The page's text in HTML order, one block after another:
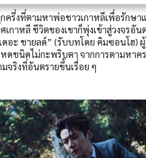
ครึ่งที่ตามหาพ่อชาวเกาหลีเพื่อรักษา
กาหลี ชีวิตของเขาก็พุ่งเข้าสู่วงจรอัน
ดอะ ชายลด์” (รับบทโดย คิมซอนโฮ)
ดชนิดไม่กะพริบตา จากการตามหาค
มจริงที่อันตรายขึ้นเรื่อย ๆ